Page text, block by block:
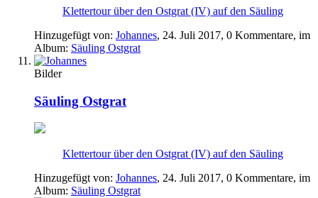
Klettertour über den Ostgrat (IV) auf den Säuling
Hinzugefügt von: Johannes, 24. Juli 2017, 0 Kommentare, im
Album: Säuling Ostgrat
Bilder
Säuling Ostgrat
Klettertour über den Ostgrat (IV) auf den Säuling
Hinzugefügt von: Johannes, 24. Juli 2017, 0 Kommentare, im
Album: Säuling Ostgrat